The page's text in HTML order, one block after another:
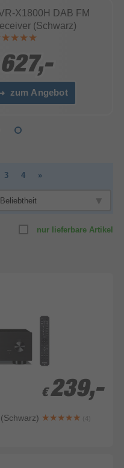
X1800H DAB FM
(Schwarz)
627,-
627,-
zum Angebot
3 4 »
nur lieferbare Artikel
€ 239,-
€ 239,-
(4)